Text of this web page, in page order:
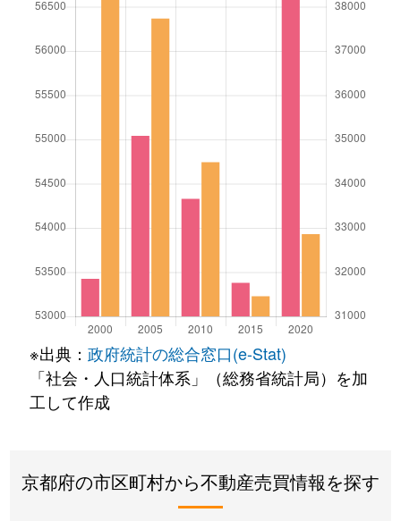
※出典： 政府統計の総合窓口(e-Stat)
「社会・人口統計体系」（総務省統計局）を加
工して作成
京都府の市区町村から不動産売買情報を探す